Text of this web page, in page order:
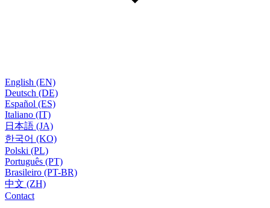
English (EN)
Deutsch (DE)
Español (ES)
Italiano (IT)
日本語 (JA)
한국어 (KO)
Polski (PL)
Português (PT)
Brasileiro (PT-BR)
中文 (ZH)
Contact